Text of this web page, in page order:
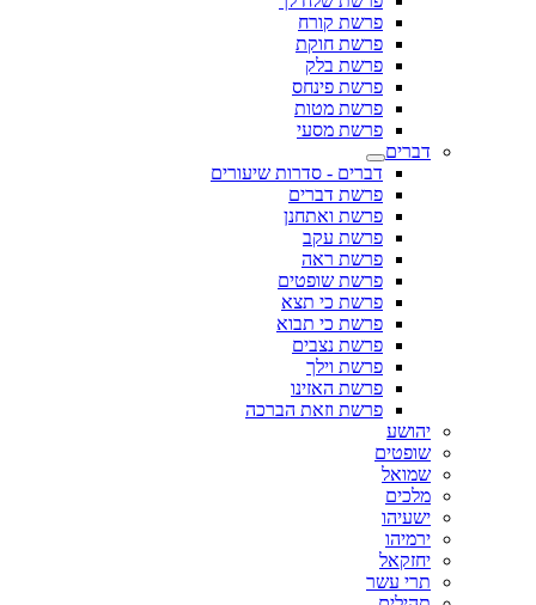
פרשת קורח
פרשת חוקת
פרשת בלק
פרשת פינחס
פרשת מטות
פרשת מסעי
דברים
דברים - סדרות שיעורים
פרשת דברים
פרשת ואתחנן
פרשת עקב
פרשת ראה
פרשת שופטים
פרשת כי תצא
פרשת כי תבוא
פרשת נצבים
פרשת וילך
פרשת האזינו
פרשת וזאת הברכה
יהושע
שופטים
שמואל
מלכים
ישעיהו
ירמיהו
יחזקאל
תרי עשר